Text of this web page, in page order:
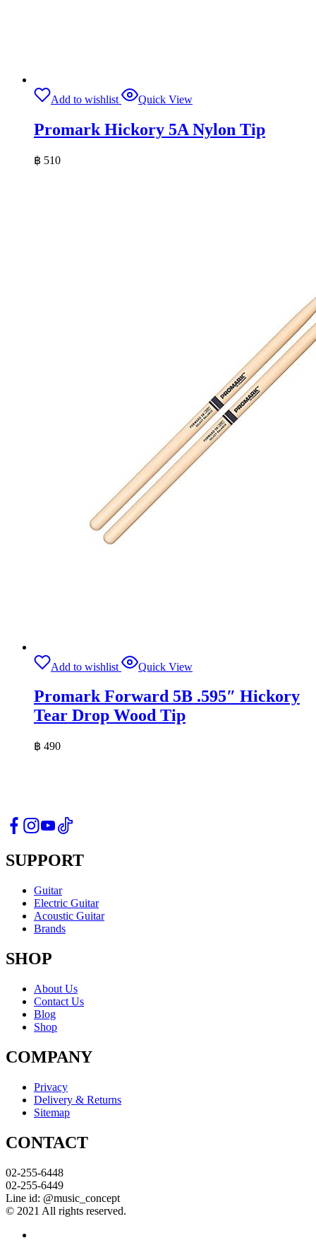
Add to wishlist Quick View
Promark Hickory 5A Nylon Tip
฿ 510
Add to wishlist Quick View
Promark Forward 5B .595″ Hickory
Tear Drop Wood Tip
฿ 490
SUPPORT
Guitar
Electric Guitar
Acoustic Guitar
Brands
SHOP
About Us
Contact Us
Blog
Shop
COMPANY
Privacy
Delivery & Returns
Sitemap
CONTACT
02-255-6448
02-255-6449
Line id: @music_concept
© 2021 All rights reserved.